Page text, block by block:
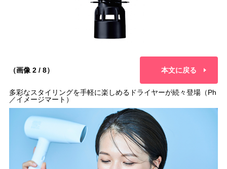
（画像 2 / 8） 本文に戻る
多彩なスタイリングを手軽に楽しめるドライヤーが続々登場（Ph
／イメージマート）